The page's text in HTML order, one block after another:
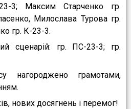
3; Максим Старченко гр.
Милослава Турова гр.
гр. К-23-3.
сценарій: гр. ПС-23-3; гр.
нагороджено грамотами,
нових досягнень і перемог!